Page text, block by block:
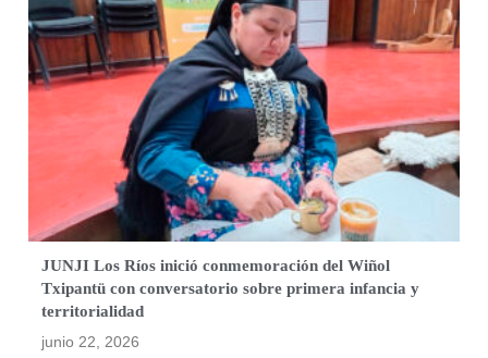
JUNJI Los Ríos inició conmemoración del Wiñol
Txipantü con conversatorio sobre primera infancia y
territorialidad
junio 22, 2026